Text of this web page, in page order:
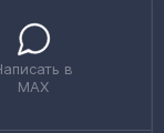
в
MAX